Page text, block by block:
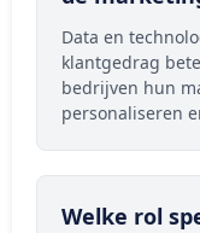
Data en
klantgedrag
bedrijven hun
personaliseren
Welke rol